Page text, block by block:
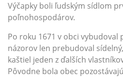
Výčapky boli ľudským sídlom
poľnohospodárov.
Po roku 1671 v obci vybudoval
názorov len prebudoval
kaštiel jeden z ďalších
Pôvodne bola obec